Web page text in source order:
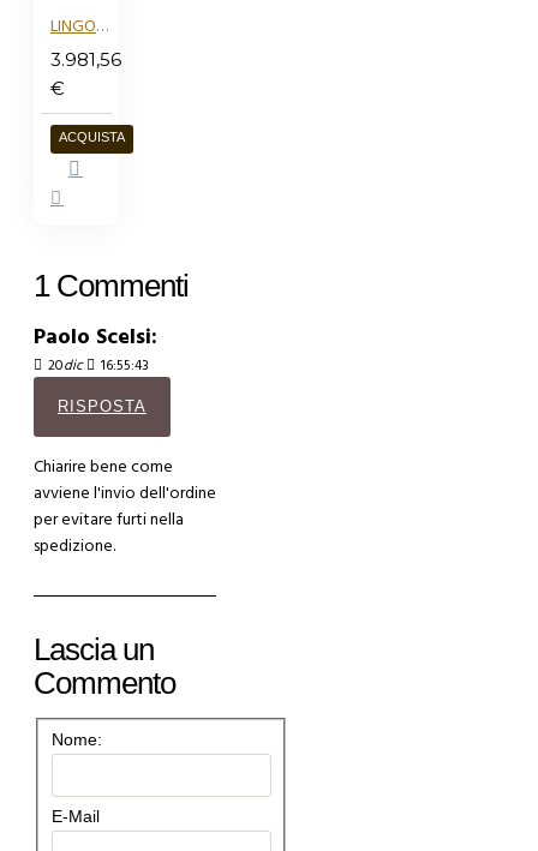
LINGOTTO ORO 1OZ
3.981,56
€
ACQUISTA
1 Commenti
Paolo Scelsi:
20dic 16:55:43
RISPOSTA
Chiarire bene come
avviene l'invio dell'ordine
per evitare furti nella
spedizione.
Lascia un
Commento
Nome:
E-Mail